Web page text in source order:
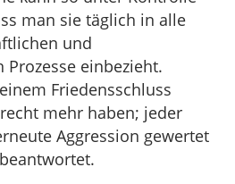
man sie täglich in alle
und
einbezieht.
Friedensschluss
mehr haben; jeder
Aggression gewertet